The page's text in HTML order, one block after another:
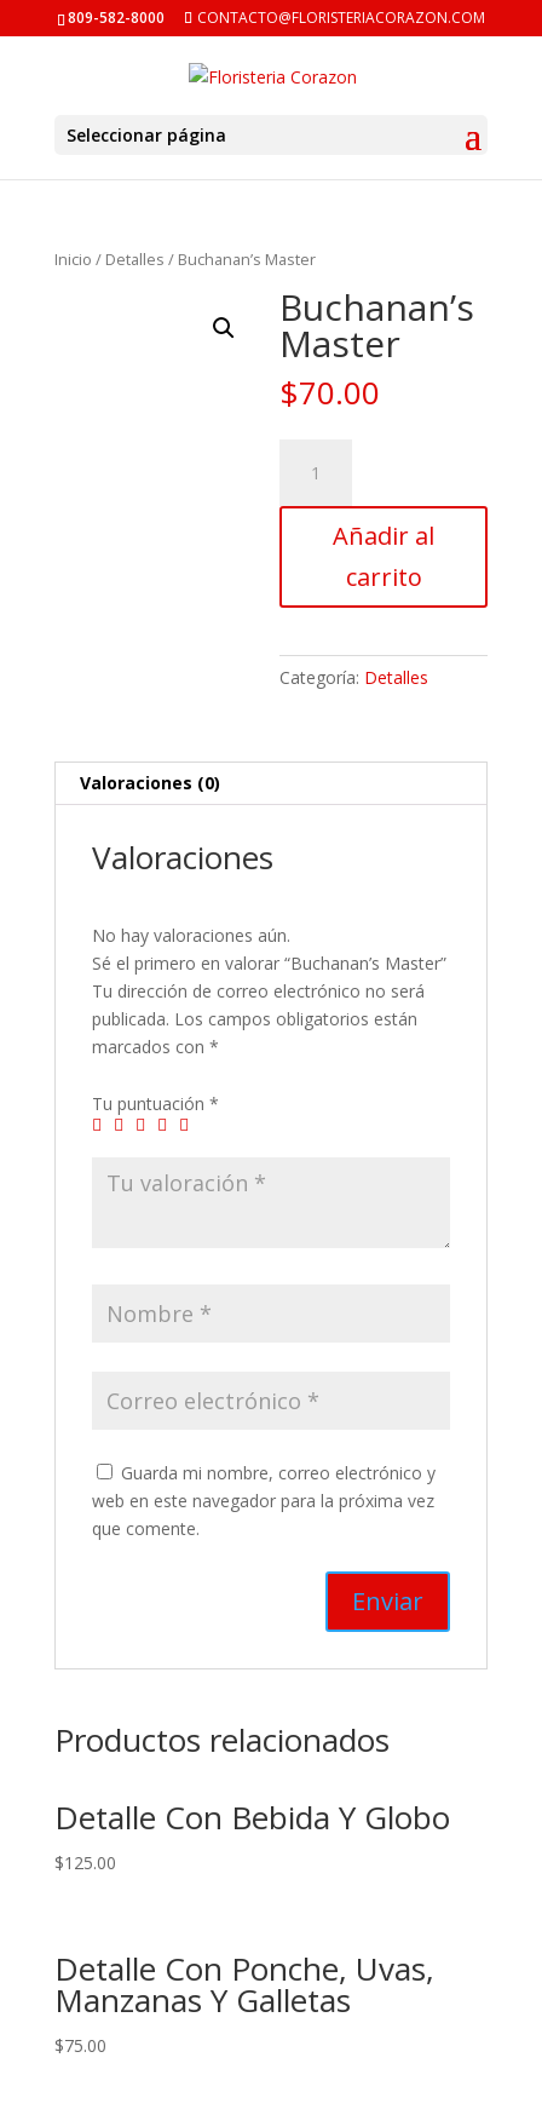
809-582-8000 CONTACTO@FLORISTERIACORAZON.COM
Seleccionar página
Inicio / Detalles / Buchanan’s Master
Buchanan’s
Master
$70.00
Master
cantidad
Añadir al
carrito
Categoría: Detalles
Valoraciones (0)
Valoraciones
No hay valoraciones aún.
Sé el primero en valorar “Buchanan’s Master”
Tu dirección de correo electrónico no será
publicada. Los campos obligatorios están
marcados con *
Tu puntuación *
Guarda mi nombre, correo electrónico y
web en este navegador para la próxima vez
que comente.
Productos relacionados
Detalle Con Bebida Y Globo
$125.00
Detalle Con Ponche, Uvas,
Manzanas Y Galletas
$75.00